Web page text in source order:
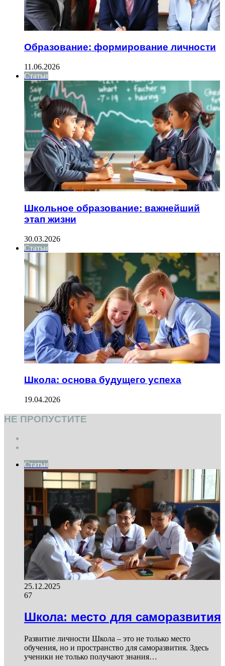
Образование: формирование личности
11.06.2026
Статьи
Школьное образование: важнейший
этап жизни
30.03.2026
Статьи
Школа: основа будущего успеха
19.04.2026
НЕ ПРОПУСТИТЕ
Статьи
25.12.2025
67
Школа: место для саморазвития
Развитие личности Школа – это не только место
обучения, но и пространство для саморазвития. Здесь
ученики не только получают знания…